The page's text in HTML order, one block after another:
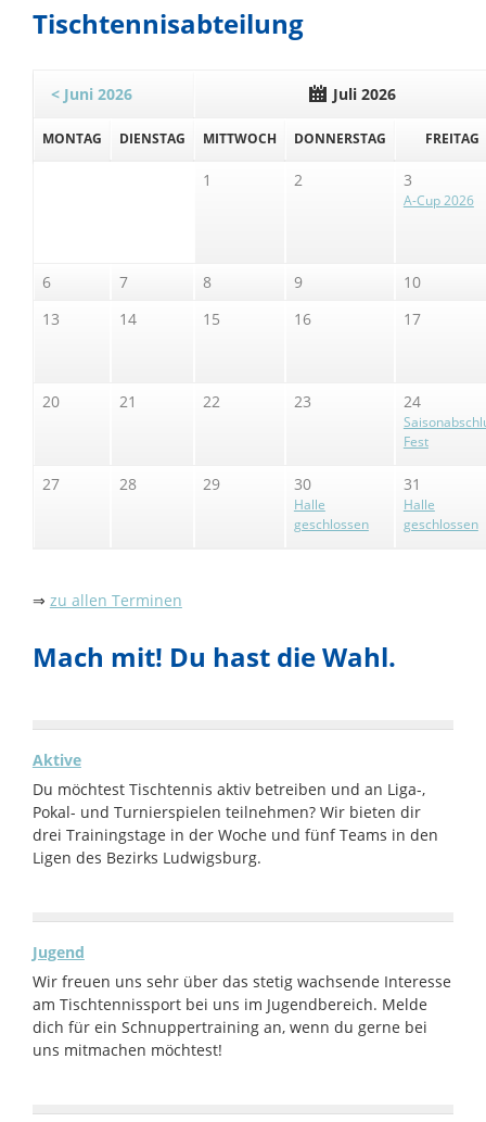
Tischtennisabteilung
< Juni 2026 Juli 2026
MONTAG DIENSTAG MITTWOCH DONNERSTAG FREITAG
1 2 3
A-Cup 2026
6 7 8 9
10
13
14 15 16 17
20 21 22 23 24
Fest
27 28 29 30
Halle
geschlossen
31
Halle
geschlossen
⇒ zu allen Terminen
Mach mit! Du hast die Wahl.
Aktive
Du möchtest Tischtennis aktiv betreiben und an Liga-,
Pokal- und Turnierspielen teilnehmen? Wir bieten dir
drei Trainingstage in der Woche und fünf Teams in den
Ligen des Bezirks Ludwigsburg.
Jugend
Wir freuen uns sehr über das stetig wachsende Interesse
am Tischtennissport bei uns im Jugendbereich. Melde
dich für ein Schnuppertraining an, wenn du gerne bei
uns mitmachen möchtest!